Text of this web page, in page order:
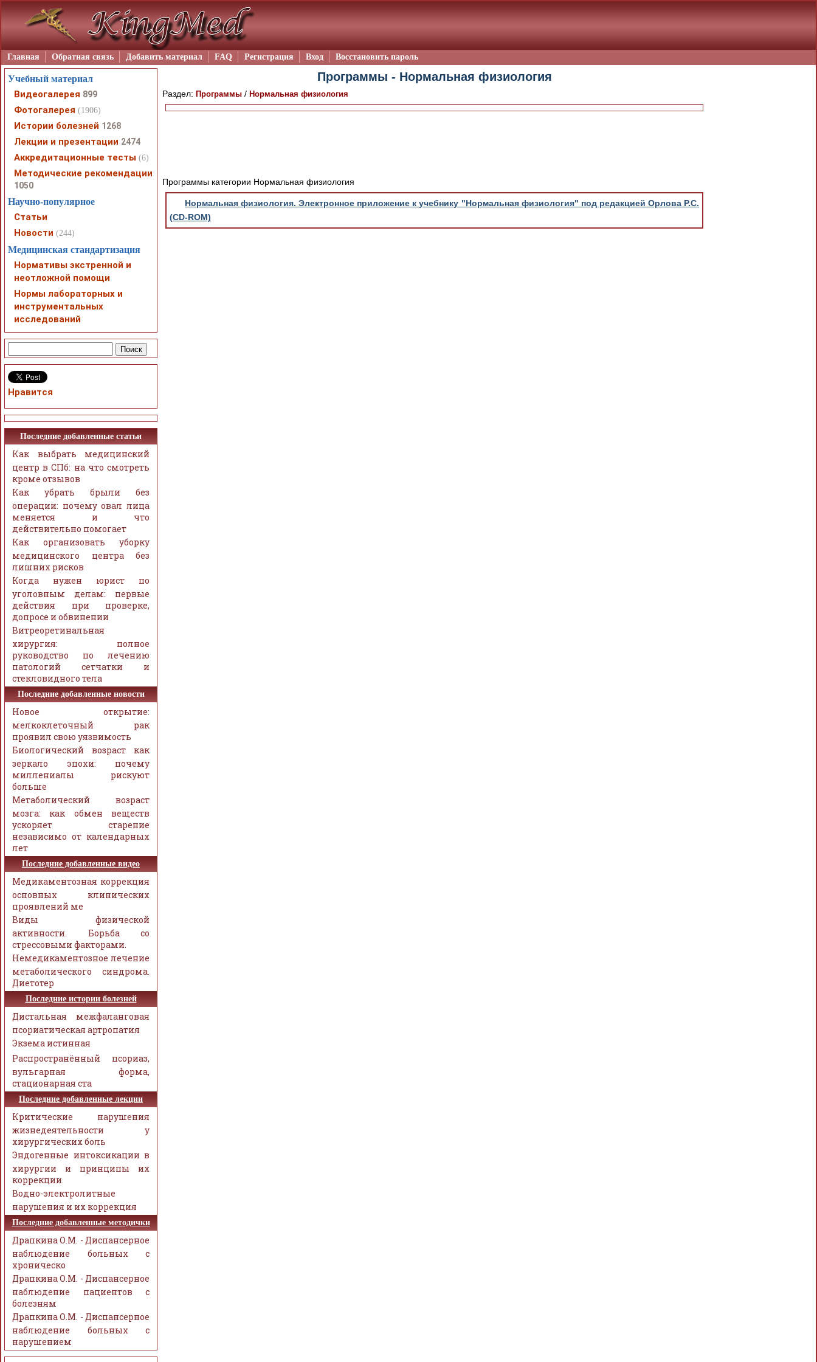
Главная Обратная связь Добавить материал FAQ Регистрация Вход Восстановить пароль
Программы - Нормальная физиология
Раздел: Программы / Нормальная физиология
Программы категории Нормальная физиология
Нормальная физиология. Электронное приложение к учебнику "Нормальная физиология" под редакцией Орлова Р.С.
(CD-ROM)
Учебный материал
Видеогалерея 899
Фотогалерея (1906)
Истории болезней 1268
Лекции и презентации 2474
Аккредитационные тесты (6)
Методические рекомендации
1050
Научно-популярное
Статьи
Новости (244)
Медицинская стандартизация
Нормативы экстренной и
неотложной помощи
Нормы лабораторных и
инструментальных
исследований
Нравится
Последние добавленные статьи
Как выбрать медицинский
центр в СПб: на что смотреть
кроме отзывов
Как убрать брыли без
операции: почему овал лица
меняется и что
действительно помогает
Как организовать уборку
медицинского центра без
лишних рисков
Когда нужен юрист по
уголовным делам: первые
действия при проверке,
допросе и обвинении
Витреоретинальная
хирургия: полное
руководство по лечению
патологий сетчатки и
стекловидного тела
Последние добавленные новости
Новое открытие:
мелкоклеточный рак
проявил свою уязвимость
Биологический возраст как
зеркало эпохи: почему
миллениалы рискуют
больше
Метаболический возраст
мозга: как обмен веществ
ускоряет старение
независимо от календарных
лет
Последние добавленные видео
Медикаментозная коррекция
основных клинических
проявлений ме
Виды физической
активности. Борьба со
стрессовыми факторами.
Немедикаментозное лечение
метаболического синдрома.
Диетотер
Последние истории болезней
Дистальная межфаланговая
псориатическая артропатия
Экзема истинная
Распространённый псориаз,
вульгарная форма,
стационарная ста
Последние добавленные лекции
Критические нарушения
жизнедеятельности у
хирургических боль
Эндогенные интоксикации в
хирургии и принципы их
коррекции
Водно-электролитные
нарушения и их коррекция
Последние добавленные методички
Драпкина О.М. - Диспансерное
наблюдение больных с
хроническо
Драпкина О.М. - Диспансерное
наблюдение пациентов с
болезням
Драпкина О.М. - Диспансерное
наблюдение больных с
нарушением